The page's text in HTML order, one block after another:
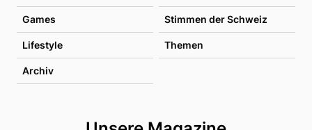
Games Stimmen der Schweiz
Lifestyle Themen
Archiv